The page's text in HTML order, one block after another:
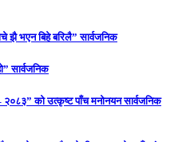
झै भएन बिहे बरिलै” सार्वजनिक
सार्वजनिक
२०८३” को उत्कृष्ट पाँच मनोनयन सार्वजनिक